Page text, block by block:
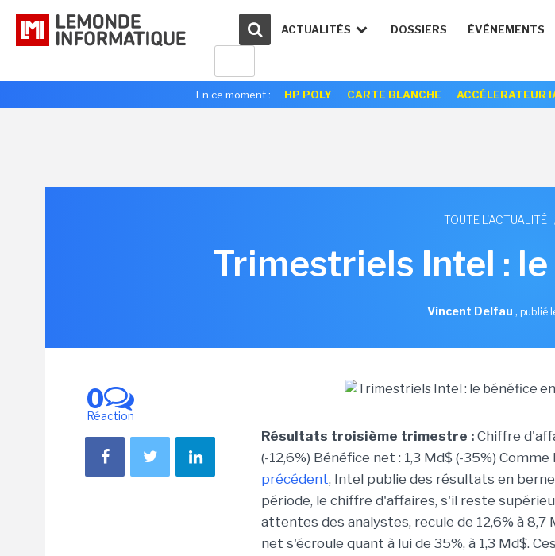
ACTUALITÉS DOSSIERS ÉVÉNEMENTS
En ce moment : HP POLY CARTE BLANCHE ACCÉLERATEUR
TOUTE L'ACTUALITÉ
Trimestriels Intel :
Vincent Delfau , publié
0
Réaction
Résultats troisième trimestre : Chiffre
(-12,6%) Bénéfice net : 1,3 Md$ (-35%) Comme
précédent, Intel publie des résultats en berne
période, le chiffre d'affaires, s'il reste
attentes des analystes, recule de 12,6% à 8,7
net s'écroule quant à lui de 35%, à 1,3 Md$.